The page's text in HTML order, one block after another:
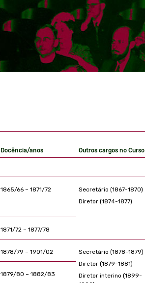
Docência/anos Outros cargos no Curso
1865/66 – 1871/72
Secretário (1867-1870)
Diretor (1874-1877)
1871/72 – 1877/78
1878/79 – 1901/02
Secretário (1878-1879)
Diretor (1879-1881)
Diretor interino (1899-
1879/80 – 1882/83